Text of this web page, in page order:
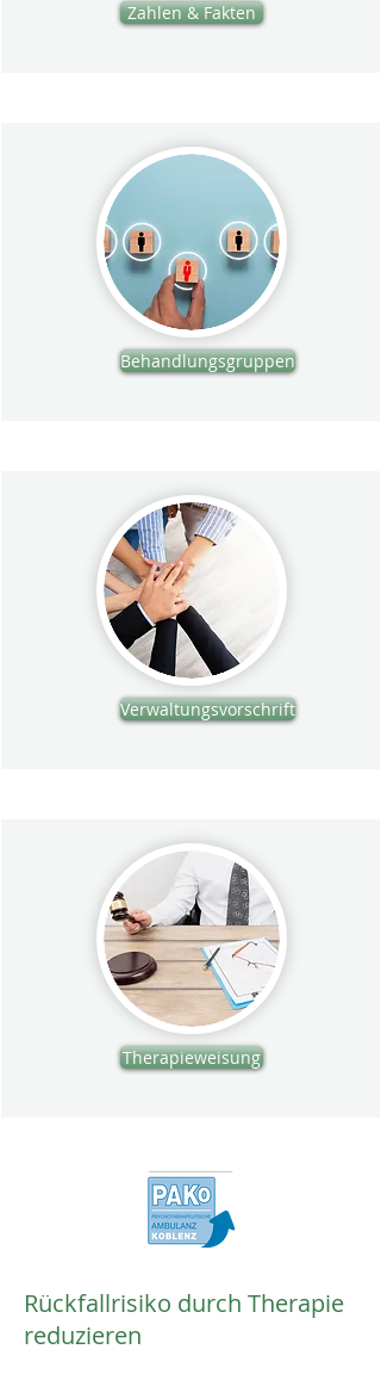
Zahlen & Fakten
Behandlungsgruppen
Verwaltungsvorschrift
Therapieweisung
Rückfallrisiko durch Therapie
reduzieren